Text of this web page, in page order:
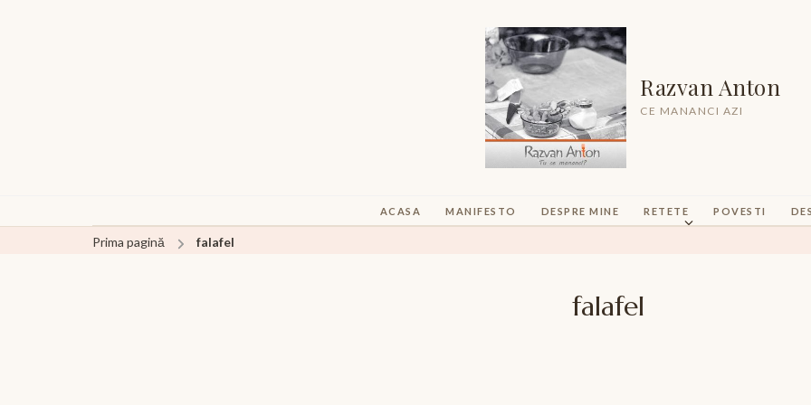
Razvan Anton
CE MANANCI AZI
ACASA MANIFESTO DESPRE MINE RETETE POVESTI
Prima pagină falafel
falafel